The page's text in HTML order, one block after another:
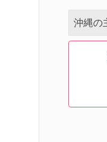
沖縄の